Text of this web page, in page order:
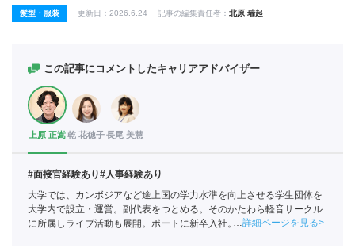
髪型・服装 更新日： 2026.6.24 記事の編集責任者： 北原 瑞起
この記事にコメントしたキャリアアドバイザー
上原 正嵩乾 花穂子長尾 美慧
#面接官経験あり#人事経験あり
大学では、カンボジアなど途上国の学力水準を向上させる学生団体を
大学内で設立・運営。副代表をつとめる。そのかたわら軽音サークル
に所属しライブ活動も展開。ポートに新卒入社。全国民営職業紹介事
詳細ページを見る